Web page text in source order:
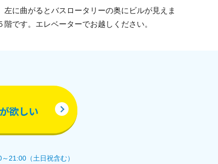
左に曲がるとバスロータリーの奥にビルが見えま
階です。エレベーターでお越しください。
が欲しい
21:00（土日祝含む）